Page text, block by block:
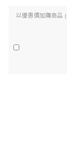
以優惠價加購商品